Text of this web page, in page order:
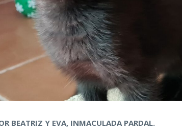
BEATRIZ Y EVA, INMACULADA PARDAL.